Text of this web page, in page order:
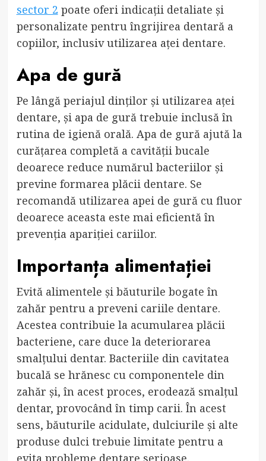
sector 2 poate oferi indicații detaliate și
personalizate pentru îngrijirea dentară a
copiilor, inclusiv utilizarea aței dentare.
Apa de gură
Pe lângă periajul dinților și utilizarea aței
dentare, și apa de gură trebuie inclusă în
rutina de igienă orală. Apa de gură ajută la
curățarea completă a cavității bucale
deoarece reduce numărul bacteriilor și
previne formarea plăcii dentare. Se
recomandă utilizarea apei de gură cu fluor
deoarece aceasta este mai eficientă în
prevenția apariției cariilor.
Importanța alimentației
Evită alimentele și băuturile bogate în
zahăr pentru a preveni cariile dentare.
Acestea contribuie la acumularea plăcii
bacteriene, care duce la deteriorarea
smalțului dentar. Bacteriile din cavitatea
bucală se hrănesc cu componentele din
zahăr și, în acest proces, erodează smalțul
dentar, provocând în timp carii. În acest
sens, băuturile acidulate, dulciurile și alte
produse dulci trebuie limitate pentru a
evita probleme dentare serioase.